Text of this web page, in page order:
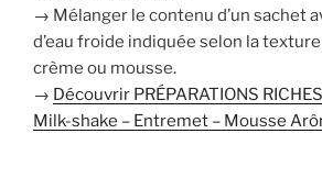
→ Mélanger le contenu d’un sachet
d’eau froide indiquée selon la
crème ou mousse.
→ Découvrir PRÉPARATIONS
Milk-shake – Entremet – Mousse